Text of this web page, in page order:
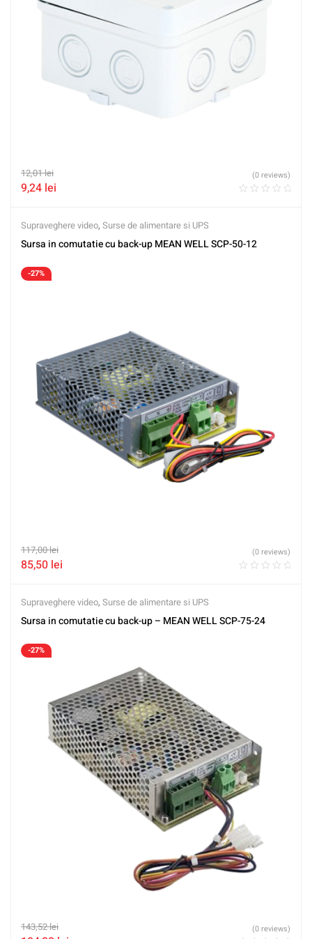
12,01lei
9,24 lei
(0 reviews)
Supraveghere video, Surse de alimentare si UPS
Sursa in comutatie cu back-up MEAN WELL SCP-50-12
-27%
117,00lei
85,50 lei
(0 reviews)
Supraveghere video, Surse de alimentare si UPS
Sursa in comutatie cu back-up – MEAN WELL SCP-75-24
-27%
143,52lei (0 reviews)